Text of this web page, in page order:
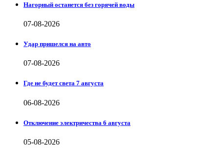
Нагорный останется без горячей воды
07-08-2026
Удар пришелся на авто
07-08-2026
Где не будет света 7 августа
06-08-2026
Отключение электричества 6 августа
05-08-2026